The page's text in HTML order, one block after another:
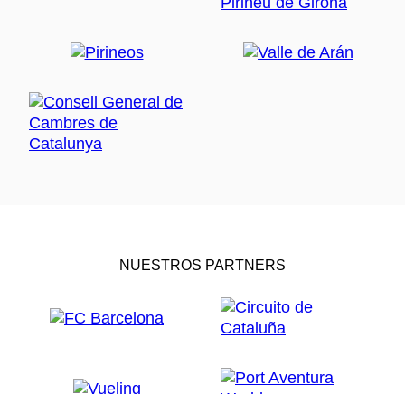
NUESTROS PARTNERS